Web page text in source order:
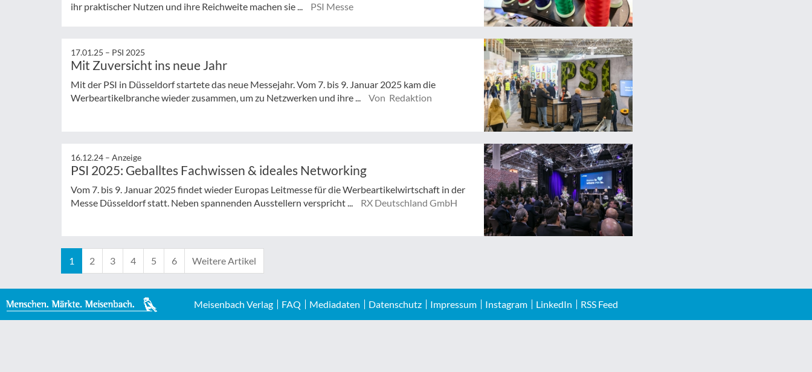
ihr praktischer Nutzen und ihre Reichweite machen sie ...
PSI Messe
17.01.25 – PSI 2025
Mit Zuversicht ins neue Jahr
Mit der PSI in Düsseldorf startete das neue Messejahr. Vom 7. bis 9. Januar 2025 kam die
Werbeartikelbranche wieder zusammen, um zu Netzwerken und ihre ...
Von Redaktion
16.12.24 – Anzeige
PSI 2025: Geballtes Fachwissen & ideales Networking
Vom 7. bis 9. Januar 2025 findet wieder Europas Leitmesse für die Werbeartikelwirtschaft in der
Messe Düsseldorf statt. Neben spannenden Ausstellern verspricht ...
RX Deutschland GmbH
1 2 3 4 5 6 Weitere Artikel
Meisenbach Verlag FAQ Mediadaten Datenschutz Impressum Instagram LinkedIn RSS Feed